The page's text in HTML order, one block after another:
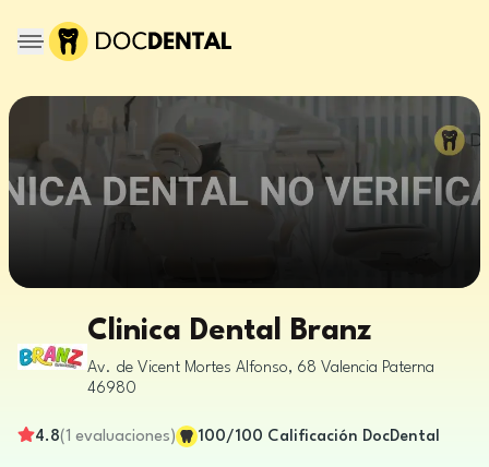
Clinica Dental Branz
Av. de Vicent Mortes Alfonso, 68 Valencia Paterna
46980
4.8(1 evaluaciones) 100/100 Calificación DocDental